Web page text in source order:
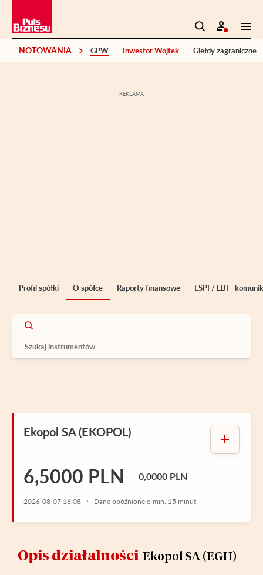
NOTOWANIA GPW Inwestor Wojtek Giełdy zagraniczne
Profil spółki O spółce Raporty finansowe ESPI / EBI -
Ekopol SA (EKOPOL)
6,5000 PLN 0,0000 PLN
2026-08-07 16:08 Dane opóźnione o min. 15 minut
Opis działalności Ekopol SA (EGH)